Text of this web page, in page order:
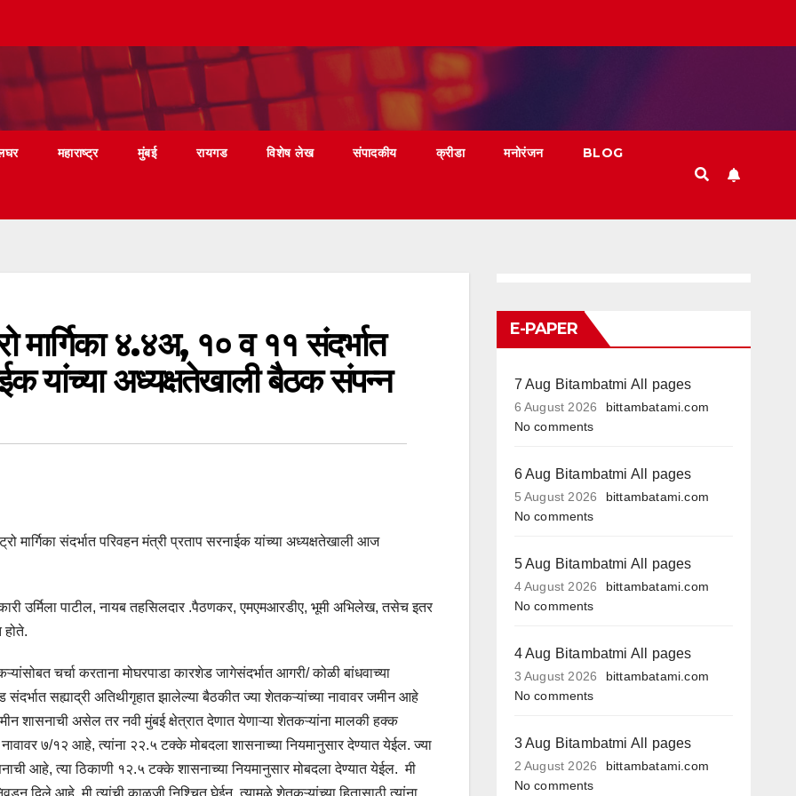
महाराष्ट्र मुंबई रायगड विशेष लेख संपादकीय क्रीडा मनोरंजन BLOG
मार्गिका ४.४अ, १० व ११ संदर्भात
यांच्या अध्यक्षतेखाली बैठक संपन्न
मार्गिका संदर्भात परिवहन मंत्री प्रताप सरनाईक यांच्या अध्यक्षतेखाली आज
उर्मिला पाटील, नायब तहसिलदार .पैठणकर, एमएमआरडीए, भूमी अभिलेख, तसेच इतर
चर्चा करताना मोघरपाडा कारशेड जागेसंदर्भात आगरी/ कोळी बांधवाच्या
संदर्भात सह्याद्री अतिथीगृहात झालेल्या बैठकीत ज्या शेतकऱ्यांच्या नावावर जमीन आहे
शासनाची असेल तर नवी मुंबई क्षेत्रात देणात येणाऱ्या शेतकऱ्यांना मालकी हक्क
७/१२ आहे, त्यांना २२.५ टक्के मोबदला शासनाच्या नियमानुसार देण्यात येईल. ज्या
आहे, त्या ठिकाणी १२.५ टक्के शासनाच्या नियमानुसार मोबदला देण्यात येईल. मी
E-PAPER
7 Aug Bitambatmi All pages
6 August 2026
bittambatami.com
No comments
6 Aug Bitambatmi All pages
5 August 2026
bittambatami.com
No comments
5 Aug Bitambatmi All pages
4 August 2026
bittambatami.com
No comments
4 Aug Bitambatmi All pages
3 August 2026
bittambatami.com
No comments
3 Aug Bitambatmi All pages
2 August 2026
bittambatami.com
No comments